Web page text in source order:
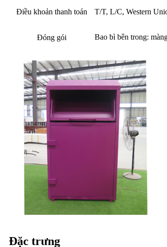
Điều khoản thanh toán T/T, L/C, Western
Đóng gói Bao bì bên trong:
Đặc trưng